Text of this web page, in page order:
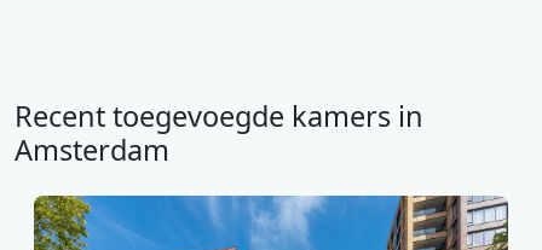
Recent toegevoegde kamers in
Amsterdam